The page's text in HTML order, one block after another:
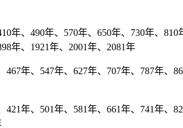
、490年、570年、650年、730年、810
年、1921年、2001年、2081年
年、547年、627年、707年、787年、
年、501年、581年、661年、741年、